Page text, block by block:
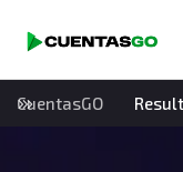
CuentasGO